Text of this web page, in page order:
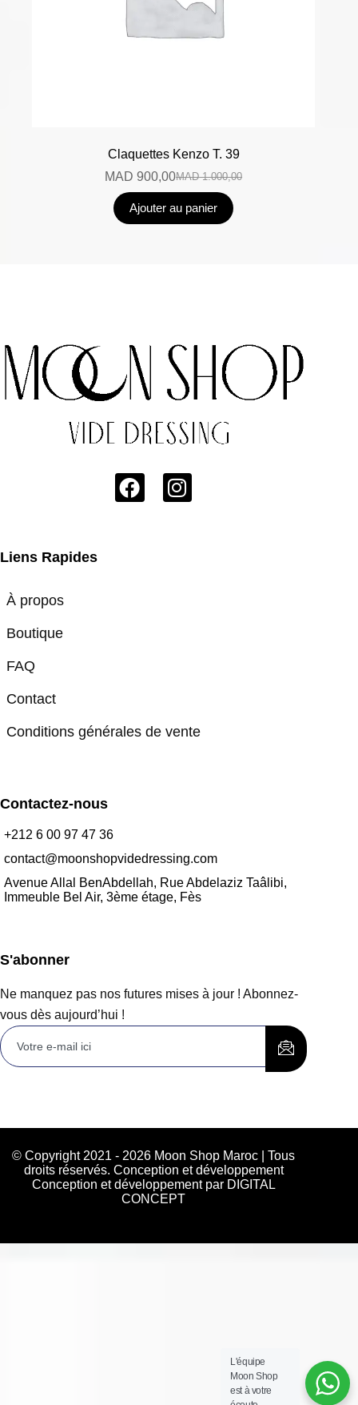
Claquettes Kenzo T. 39
MAD1.000,00
MAD 900,00
Ajouter au panier
Liens Rapides
À propos
Boutique
FAQ
Contact
Conditions générales de vente
Contactez-nous
+212 6 00 97 47 36
contact@moonshopvidedressing.com
Avenue Allal BenAbdellah, Rue Abdelaziz Taâlibi,
Immeuble Bel Air, 3ème étage, Fès
S'abonner
Ne manquez pas nos futures mises à jour ! Abonnez-
vous dès aujourd’hui !
© Copyright 2021 - 2026 Moon Shop Maroc | Tous
droits réservés. Conception et développement
Conception et développement par DIGITAL
CONCEPT
L'équipe
Moon Shop
est à votre